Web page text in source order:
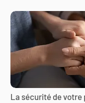
La sécurité de votre